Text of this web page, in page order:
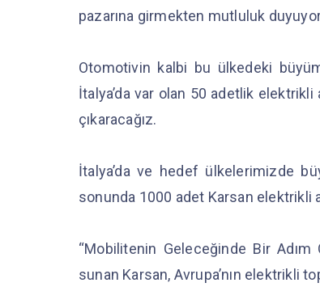
pazarına girmekten mutluluk
Otomotivin kalbi bu ülkedeki
İtalya’da var olan 50 adetlik
çıkaracağız.
İtalya’da ve hedef ülkelerimizde
sonunda 1000 adet Karsan elektrikli
“Mobilitenin Geleceğinde Bir
sunan Karsan, Avrupa’nın elektrikli